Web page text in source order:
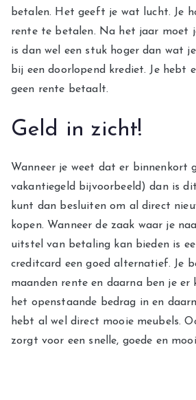
betalen. Het geeft je wat lucht. Je
rente te betalen. Na het jaar moet
is dan wel een stuk hoger dan wat
bij een doorlopend krediet. Je hebt
geen rente betaalt.
Geld in zicht!
Wanneer je weet dat er binnenkort
vakantiegeld bijvoorbeeld) dan is
kunt dan besluiten om al direct
kopen. Wanneer de zaak waar je
uitstel van betaling kan bieden is
creditcard een goed alternatief. Je
maanden rente en daarna ben je er
het openstaande bedrag in en
hebt al wel direct mooie meubels.
zorgt voor een snelle, goede en